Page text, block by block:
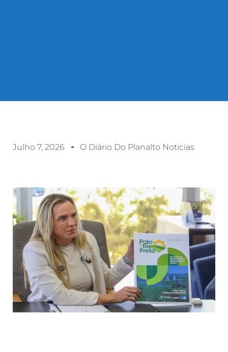
Julho 7, 2026 O Diário Do Planalto Noticias